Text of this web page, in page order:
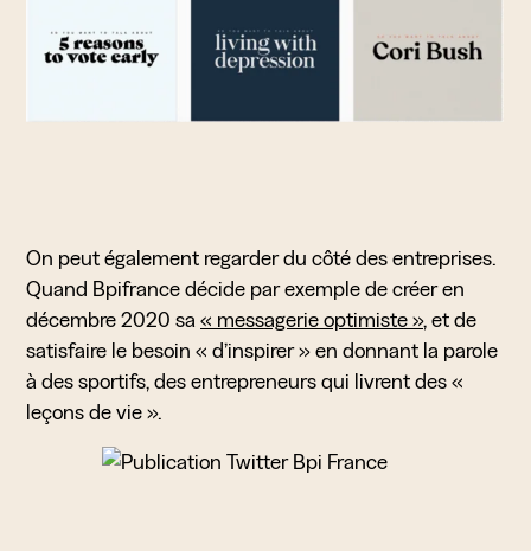
On peut également regarder du côté des entreprises.
Quand Bpifrance décide par exemple de créer en
décembre 2020 sa « messagerie optimiste », et de
satisfaire le besoin « d’inspirer » en donnant la parole
à des sportifs, des entrepreneurs qui livrent des «
leçons de vie ».